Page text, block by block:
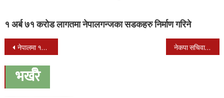
१ अर्ब ७१ करोड लागतमा नेपालगन्जका सडकहरु निर्माण गरिने
Post
navigation
नेपालमा १२ सय ४ जना कोरोना संक्रमित थपिए, १४ सय ४७ निको भए नेकपा सचिवालय बैठक आज, उपाध्यक्ष गौतम र प्रवक्ता श्रेष्ठ मध्य एक मन्त्री बन्ने
भर्खरै